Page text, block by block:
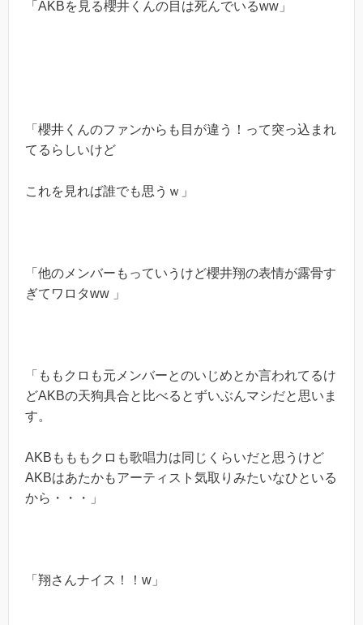
「AKBを見る櫻井くんの目は死んでいるww」
「櫻井くんのファンからも目が違う！って突っ込まれ
てるらしいけど
これを見れば誰でも思うｗ」
「他のメンバーもっていうけど櫻井翔の表情が露骨す
ぎてワロタww 」
「ももクロも元メンバーとのいじめとか言われてるけ
どAKBの天狗具合と比べるとずいぶんマシだと思いま
す。
AKBもももクロも歌唱力は同じくらいだと思うけど
AKBはあたかもアーティスト気取りみたいなひといる
から・・・」
「翔さんナイス！！w」